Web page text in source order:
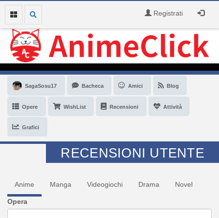
Registrati
SagaSosu17 Bacheca Amici Blog
Opere WishList Recensioni Attività
Grafici
RECENSIONI UTENTE
Anime Manga Videogiochi Drama Novel
Opera